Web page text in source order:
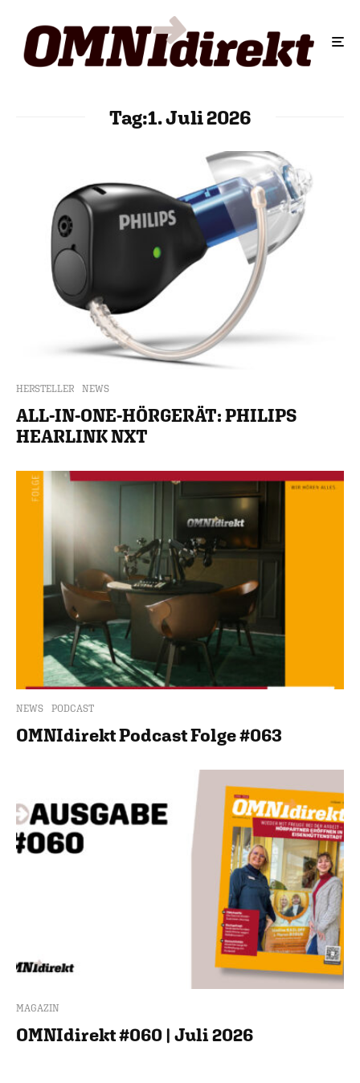
Tag:1. Juli 2026
HERSTELLER NEWS
ALL-IN-ONE-HÖRGERÄT: PHILIPS
HEARLINK NXT
NEWS PODCAST
OMNIdirekt Podcast Folge #063
MAGAZIN
OMNIdirekt #060 | Juli 2026